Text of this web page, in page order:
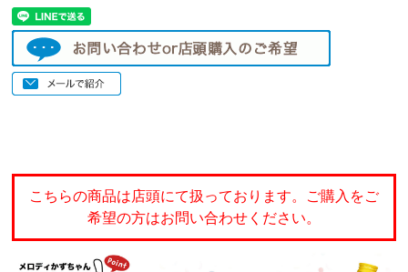
こちらの商品は店頭にて扱っております。ご購入をご
希望の方はお問い合わせください。